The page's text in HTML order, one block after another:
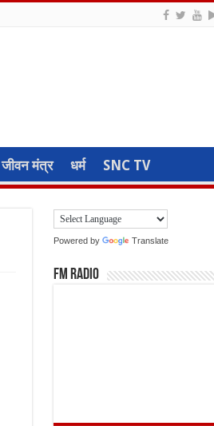
जीवन मंत्र धर्म SNC TV
Powered by Translate
FM Radio